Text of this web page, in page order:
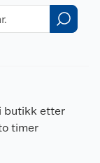
butikk etter
timer